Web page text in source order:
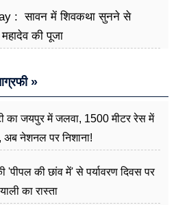
: सावन में शिवकथा सुनने से
की पूजा
»
का जयपुर में जलवा, 1500 मीटर रेस में
अब नेशनल पर निशाना!
'पीपल की छांव में' से पर्यावरण दिवस पर
का रास्ता